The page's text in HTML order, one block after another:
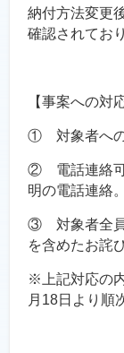
納付方法変更
確認されてお
【事案への対
① 対象者への
② 電話連絡可
明の電話連絡。
③ 対象者全員
を含めたお詫
※上記対応の
月18日より順